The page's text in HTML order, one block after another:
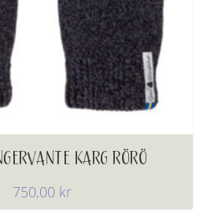
KARG RÖRÖ
750,00 kr